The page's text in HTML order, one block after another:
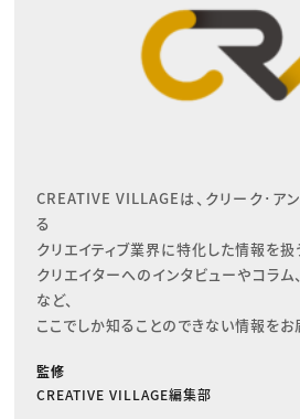
CREATIVE VILLAGEは、クリーク･ア
る
クリエイティブ業界に特化した情報を扱
クリエイターへのインタビューやコラム
など、
ここでしか知ることのできない情報をお
監修
CREATIVE VILLAGE編集部